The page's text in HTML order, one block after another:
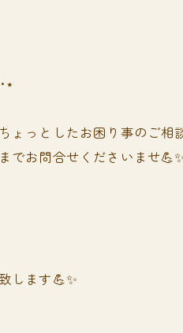
⋆
ょっとしたお困り事のご相
でお問合せくださいませ
します💪✨